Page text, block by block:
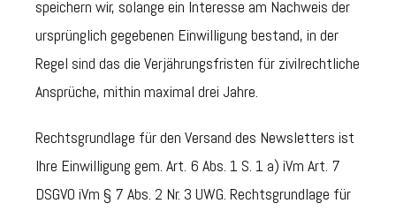
speichern wir, solange ein Interesse am Nachweis der
ursprünglich gegebenen Einwilligung bestand, in der
Regel sind das die Verjährungsfristen für zivilrechtliche
Ansprüche, mithin maximal drei Jahre.
Rechtsgrundlage für den Versand des Newsletters ist
Ihre Einwilligung gem. Art. 6 Abs. 1 S. 1 a) iVm Art. 7
DSGVO iVm § 7 Abs. 2 Nr. 3 UWG. Rechtsgrundlage für